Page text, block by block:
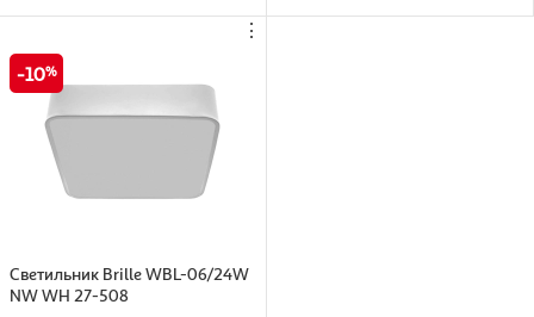
⋮
10
Светильник Brille WBL-06/24W
NW WH 27-508